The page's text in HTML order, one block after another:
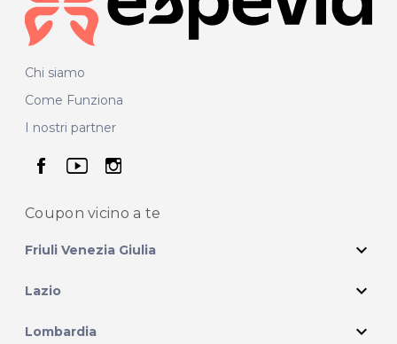
Chi siamo
Come Funziona
I nostri partner
seguici su facebook
seguici su youtube
seguici su instagram
Coupon vicino a te
Friuli Venezia Giulia expand_more
Lazio expand_more
Lombardia expand_more